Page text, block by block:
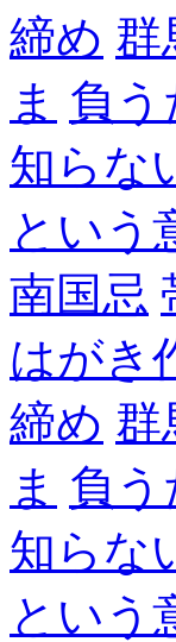
締め 群
ま 負
知らな
という
南国忌
はがき
締め 群
ま 負
知らな
という